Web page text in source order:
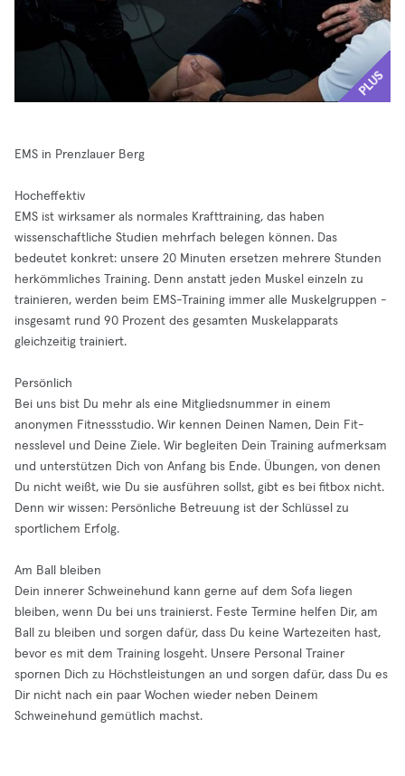
PLUS
EMS in Prenzlauer Berg
Hocheffektiv
EMS ist wirksamer als normales Krafttraining, das haben
wissenschaftliche Studien mehrfach belegen können. Das
bedeutet konkret: unsere 20 Minuten ersetzen mehrere Stunden
herkömmliches Training. Denn anstatt jeden Muskel einzeln zu
trainieren, werden beim EMS-Training immer alle Muskelgruppen -
insgesamt rund 90 Prozent des gesamten Muskelapparats
gleichzeitig trainiert.
Persönlich
Bei uns bist Du mehr als eine Mitgliedsnummer in einem
anonymen Fitnessstudio. Wir kennen Deinen Namen, Dein Fit-
nesslevel und Deine Ziele. Wir begleiten Dein Training aufmerksam
und unterstützen Dich von Anfang bis Ende. Übungen, von denen
Du nicht weißt, wie Du sie ausführen sollst, gibt es bei fitbox nicht.
Denn wir wissen: Persönliche Betreuung ist der Schlüssel zu
sportlichem Erfolg.
Am Ball bleiben
Dein innerer Schweinehund kann gerne auf dem Sofa liegen
bleiben, wenn Du bei uns trainierst. Feste Termine helfen Dir, am
Ball zu bleiben und sorgen dafür, dass Du keine Wartezeiten hast,
bevor es mit dem Training losgeht. Unsere Personal Trainer
spornen Dich zu Höchstleistungen an und sorgen dafür, dass Du es
Dir nicht nach ein paar Wochen wieder neben Deinem
Schweinehund gemütlich machst.